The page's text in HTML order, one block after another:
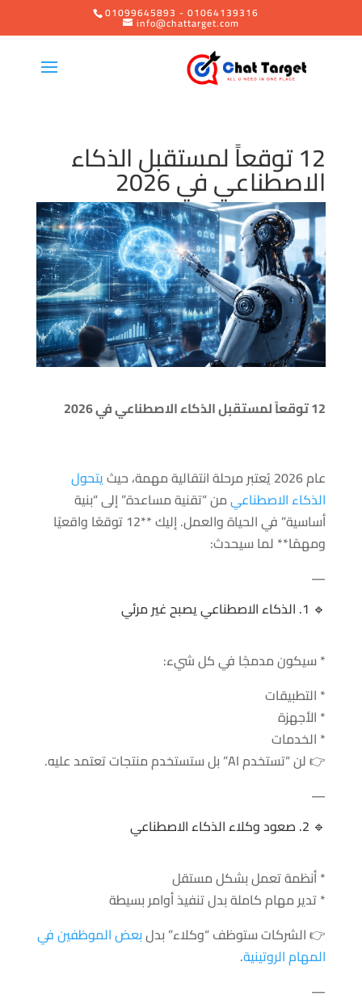
01099645893 - 01064139316
info@chattarget.com
12 توقعاً لمستقبل الذكاء
الاصطناعي في 2026
12 توقعاً لمستقبل الذكاء الاصطناعي في 2026
عام 2026 يُعتبر مرحلة انتقالية مهمة، حيث
يتحول
الذكاء الاصطناعيمن “تقنية مساعدة” إلى “بنية
أساسية” في الحياة والعمل. إليك **12 توقعًا واقعيًا
ومهمًا** لما سيحدث:
—
🔹 1. الذكاء الاصطناعي يصبح غير مرئي
* سيكون مدمجًا في كل شيء:
* التطبيقات
* الأجهزة
* الخدمات
👉 لن “تستخدم AI” بل ستستخدم منتجات تعتمد عليه.
—
🔹 2. صعود وكلاء الذكاء الاصطناعي
* أنظمة تعمل بشكل مستقل
* تدير مهام كاملة بدل تنفيذ أوامر بسيطة
👉 الشركات ستوظف “وكلاء” بدلبعض الموظفين في
المهام الروتينية.
—